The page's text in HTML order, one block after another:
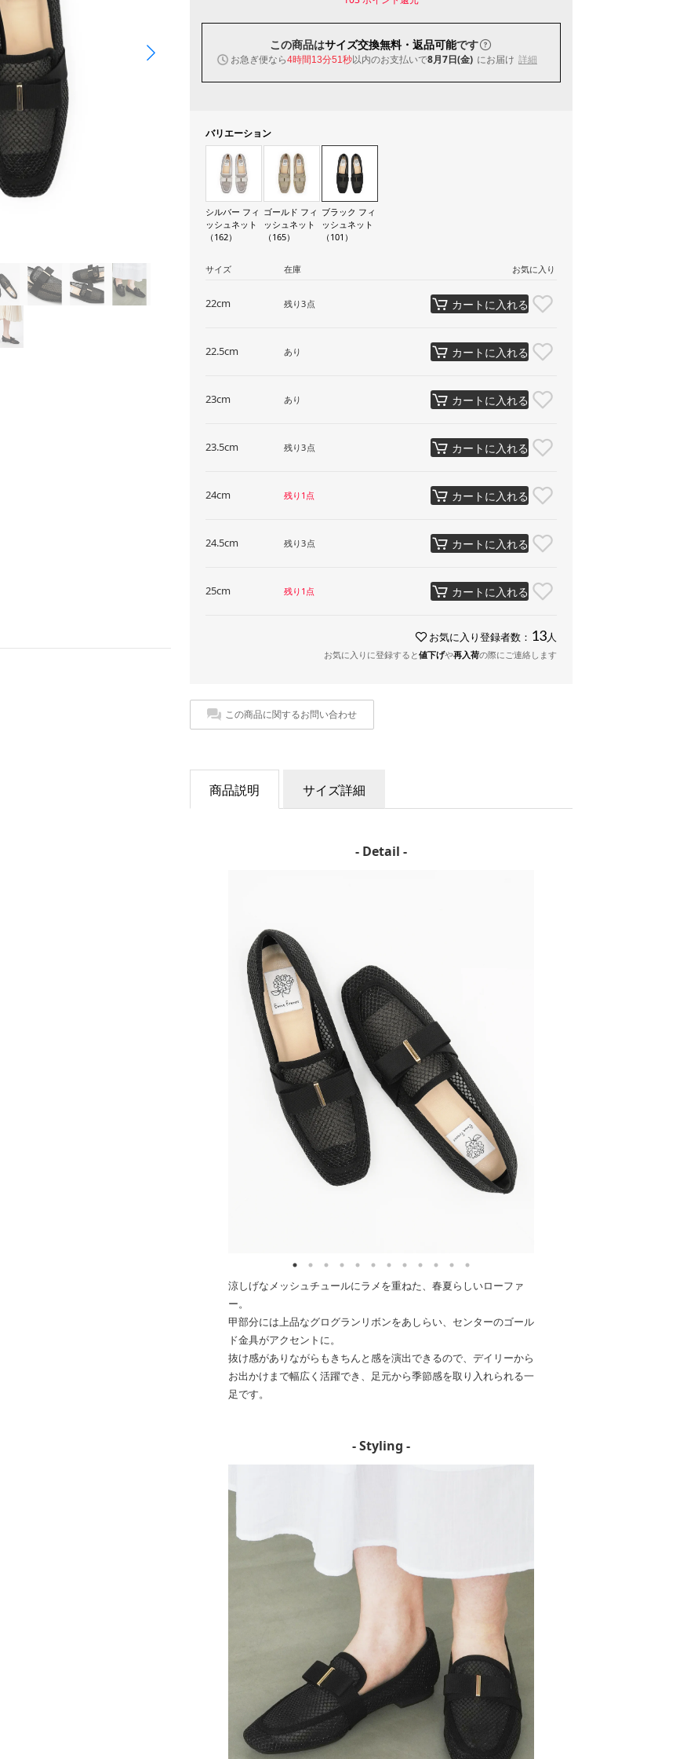
この商品はサイズ交換無料・返品可能です
お急ぎ便なら4時間13分50秒以内のお支払いで8月7日(金) にお届け 詳細
バリエーション
シルバー フィ
ッシュネット
（162）
ゴールド フィ
ッシュネット
（165）
ブラック フィ
ッシュネット
（101）
サイズ 在庫 お気に入り
22cm 残り3点 カートに入れる
22.5cm あり カートに入れる
23cm あり カートに入れる
23.5cm 残り3点 カートに入れる
24cm 残り1点 カートに入れる
24.5cm 残り3点 カートに入れる
25cm 残り1点 カートに入れる
お気に入り登録者数： 13 人
お気に入りに登録すると値下げや再入荷の際にご連絡します
この商品に関するお問い合わせ
商品説明 サイズ詳細
- Detail -
涼しげなメッシュチュールにラメを重ねた、春夏らしいローファ
ー。
甲部分には上品なグログランリボンをあしらい、センターのゴール
ド金具がアクセントに。
抜け感がありながらもきちんと感を演出できるので、デイリーから
お出かけまで幅広く活躍でき、足元から季節感を取り入れられる一
足です。
- Styling -